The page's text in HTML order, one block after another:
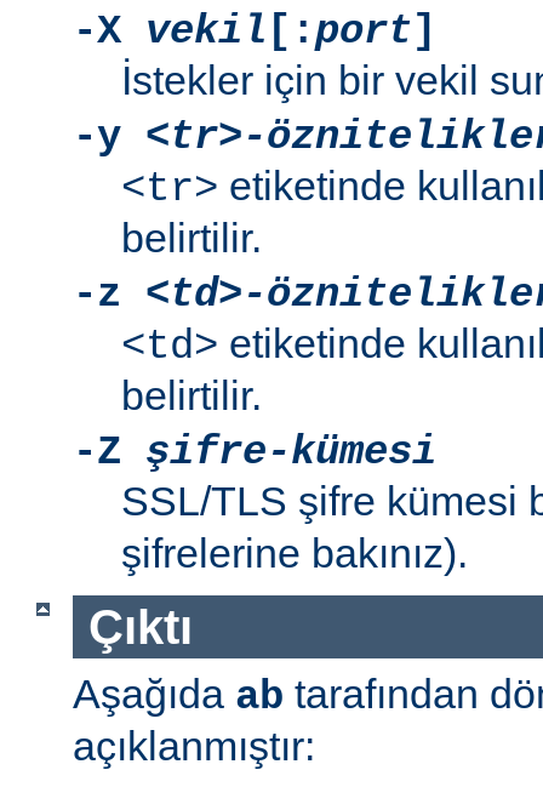
-X vekil [:port]
İstekler için bir vekil
-y <tr>-
<tr> etiketinde
belirtilir.
-z
<td>-
<td> etiketinde
belirtilir.
-Z şifre-kümesi
SSL/TLS şifre kümesi
şifrelerine bakınız).
Çıktı
Aşağıda ab tarafından
açıklanmıştır: